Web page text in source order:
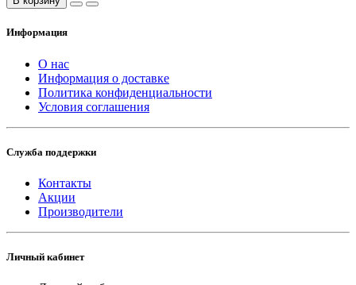
Информация
О нас
Информация о доставке
Политика конфиденциальности
Условия соглашения
Служба поддержки
Контакты
Акции
Производители
Личный кабинет